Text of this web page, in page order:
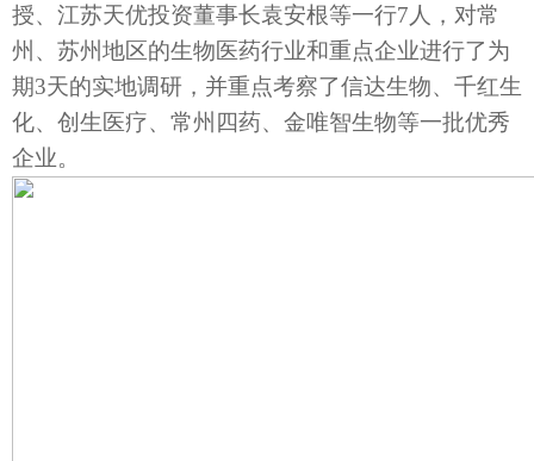
授、江苏天优投资董事长袁安根等一行7 人，对常
州、苏州地区的生物医药行业和重点企业进行了为
期3天的实地调研，并重点考察了信达生物、千红生
化、创生医疗、常州四药、金唯智生物等一批优秀
企业。